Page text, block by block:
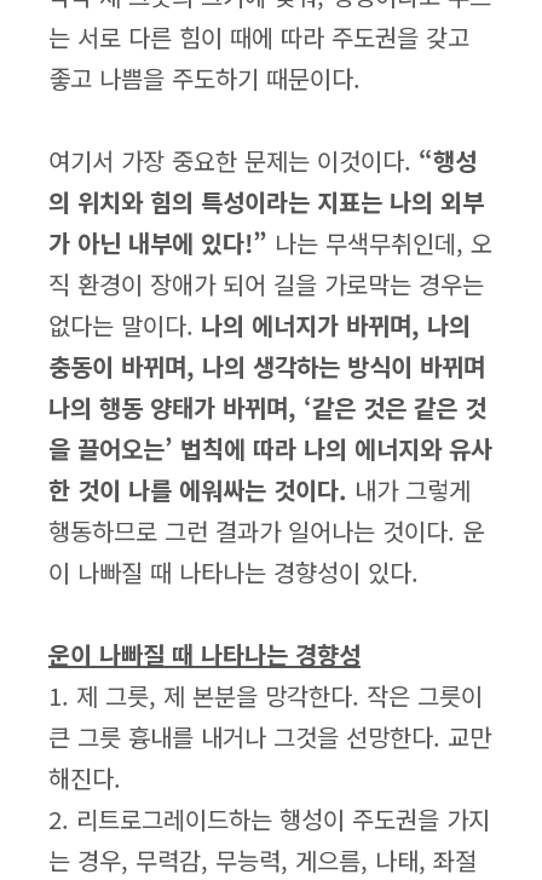
는 서로 다른 힘이 때에 따라 주도권을 갖고
좋고 나쁨을 주도하기 때문이다.
여기서 가장 중요한 문제는 이것이다. “행성
의 위치와 힘의 특성이라는 지표는 나의 외부
가 아닌 내부에 있다!” 나는 무색무취인데, 오
직 환경이 장애가 되어 길을 가로막는 경우는
없다는 말이다. 나의 에너지가 바뀌며, 나의
충동이 바뀌며, 나의 생각하는 방식이 바뀌며
나의 행동 양태가 바뀌며, ‘같은 것은 같은 것
을 끌어오는’ 법칙에 따라 나의 에너지와 유사
한 것이 나를 에워싸는 것이다. 내가 그렇게
행동하므로 그런 결과가 일어나는 것이다. 운
이 나빠질 때 나타나는 경향성이 있다.
운이 나빠질 때 나타나는 경향성
1. 제 그릇, 제 본분을 망각한다. 작은 그릇이
큰 그릇 흉내를 내거나 그것을 선망한다. 교만
해진다.
2. 리트로그레이드하는 행성이 주도권을 가지
는 경우, 무력감, 무능력, 게으름, 나태, 좌절